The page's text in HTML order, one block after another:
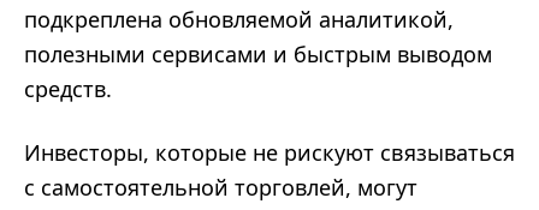
подкреплена обновляемой аналитикой,
полезными сервисами и быстрым выводом
средств.
Инвесторы, которые не рискуют связываться
с самостоятельной торговлей, могут